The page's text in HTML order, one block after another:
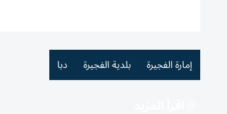
إمارة الفجيرة بلدية الفجيرة دبا